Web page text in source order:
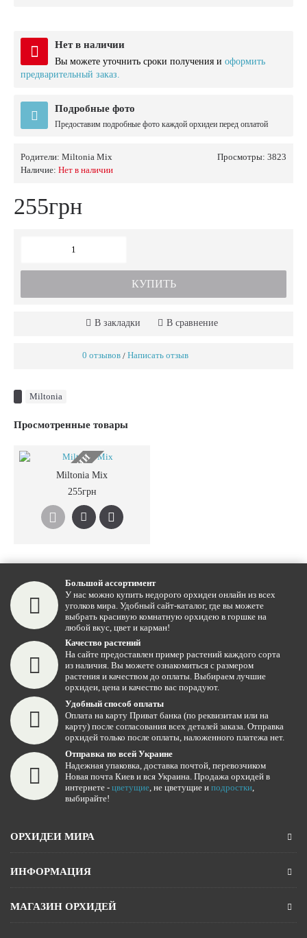
Нет в наличии
Вы можете уточнить сроки получения и оформить
предварительный заказ.
Подробные фото
Предоставим подробные фото каждой орхидеи перед оплатой
Просмотры: 3823
Родители: Miltonia Mix
Наличие: Нет в наличии
255грн
КУПИТЬ
В закладки В сравнение
0 отзывов / Написать отзыв
Miltonia
Просмотренные товары
НЕТ В НАЛИЧИИ
Miltonia Mix
255грн
Большой ассортимент
У нас можно купить недорого орхидеи онлайн из всех
уголков мира. Удобный сайт-каталог, где вы можете
выбрать красивую комнатную орхидею в горшке на
любой вкус, цвет и карман!
Качество растений
На сайте предоставлен пример растений каждого сорта
из наличия. Вы можете ознакомиться с размером
растения и качеством до оплаты. Выбираем лучшие
орхидеи, цена и качество вас порадуют.
Удобный способ оплаты
Оплата на карту Приват банка (по реквизитам или на
карту) после согласования всех деталей заказа. Отправка
орхидей только после оплаты, наложенного платежа нет.
Отправка по всей Украине
Надежная упаковка, доставка почтой, перевозчиком
Новая почта Киев и вся Украина. Продажа орхидей в
интернете - цветущие, не цветущие и подростки,
выбирайте!
ОРХИДЕИ МИРА
ИНФОРМАЦИЯ
МАГАЗИН ОРХИДЕЙ